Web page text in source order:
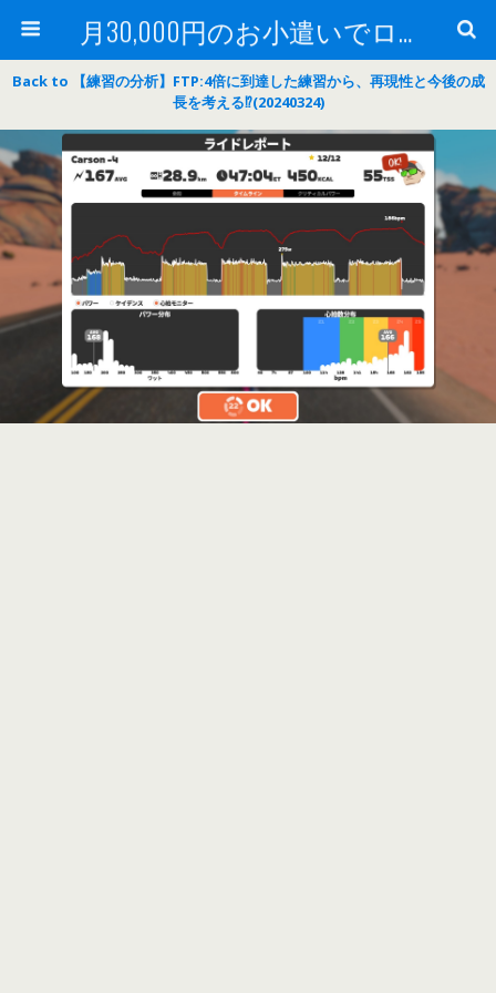
月30,000円のお小遣いでロードバイク
Back to 【練習の分析】FTP:4倍に到達した練習から、再現性と今後の成
長を考える⁉(20240324)